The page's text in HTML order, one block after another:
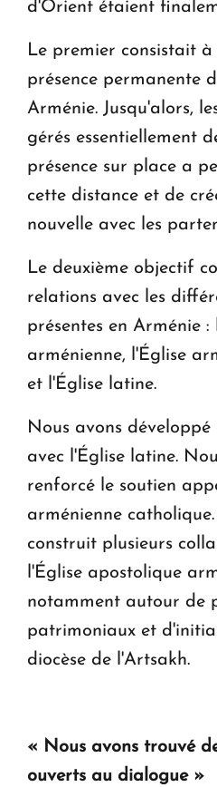
d'Orient étaient
Le premier consistait à
présence permanente
Arménie. Jusqu'alors,
gérés essentiellement
présence sur place a
cette distance et de
nouvelle avec les
Le deuxième objectif
relations avec les
présentes en Arménie
arménienne, l'Église
et l'Église latine.
Nous avons
avec l'Église latine.
renforcé le soutien
arménienne
construit plusieurs
l'Église apostolique
notamment autour de
patrimoniaux et
diocèse de l'Artsakh.
« Nous avons trouvé
ouverts au dialogue »